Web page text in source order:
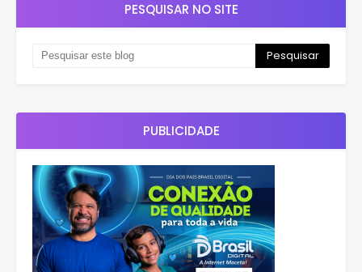
PESQUISAR NO SITE
PUBLICIDADE